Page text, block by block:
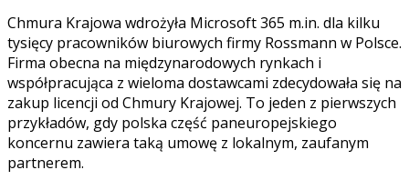
Chmura Krajowa wdrożyła Microsoft 365 m.in. dla kilku
tysięcy pracowników biurowych firmy Rossmann w Polsce.
Firma obecna na międzynarodowych rynkach i
współpracująca z wieloma dostawcami zdecydowała się na
zakup licencji od Chmury Krajowej. To jeden z pierwszych
przykładów, gdy polska część paneuropejskiego
koncernu zawiera taką umowę z lokalnym, zaufanym
partnerem.